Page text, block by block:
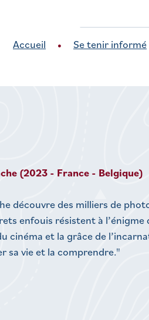
Accueil Se tenir informé
(2023 - France - Belgique)
découvre des milliers de
enfouis résistent à l’énigme
cinéma et la grâce de
sa vie et la comprendre."